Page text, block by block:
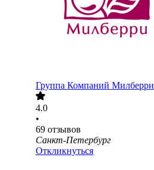
Группа Компаний Милберри
4.0
•
69 отзывов
Санкт-Петербург
Откликнуться